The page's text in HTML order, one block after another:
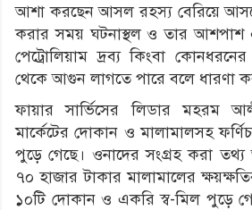
আশা করছেন আসল রহস্য বেরিয়ে
করার সময় ঘটনাস্থল ও তার আশপাশ
পেট্রোলিয়াম দ্রব্য কিংবা কোনধরনের
থেকে আগুন লাগতে পারে বলে ধারণা
ফায়ার সার্ভিসের লিডার মহরম
মার্কেটের দোকান ও মালামালসহ
পুড়ে গেছে। ওনাদের সংগ্রহ করা তথ্য
৭০ হাজার টাকার মালামালের
১০টি দোকান ও একরি স্ব-মিল পুড়ে